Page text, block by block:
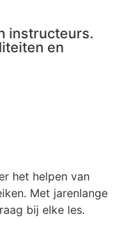
instructeurs.
en
het helpen van
Met jarenlange
bij elke les.